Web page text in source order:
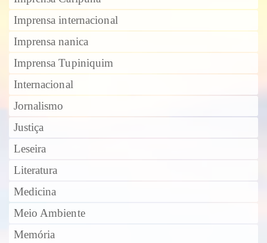
Imprensa internacional
Imprensa nanica
Imprensa Tupiniquim
Internacional
Jornalismo
Justiça
Leseira
Literatura
Medicina
Meio Ambiente
Memória